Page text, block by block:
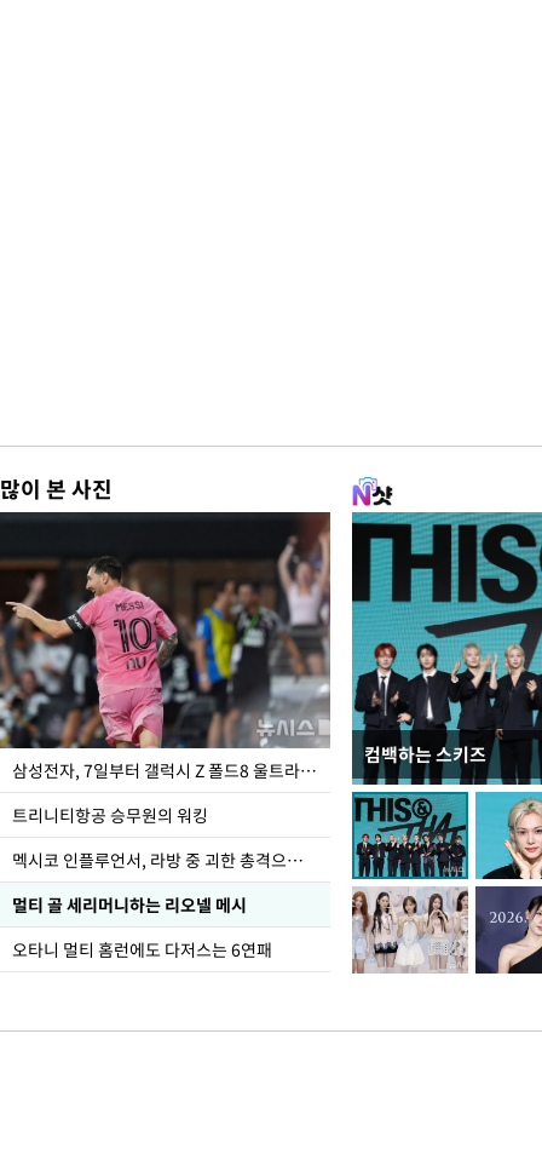
많이 본 사진
삼성전자, 7일부터 갤럭시 Z 폴드8 울트라·폴드8·플립8 출시
트리니티항공 승무원의 워킹
멕시코 인플루언서, 라방 중 괴한 총격으로 사망
멀티 골 세리머니하는 리오넬 메시
오타니 멀티 홈런에도 다저스는 6연패
컴백하는 스키즈
입추 하루 앞둔 전남
폭염